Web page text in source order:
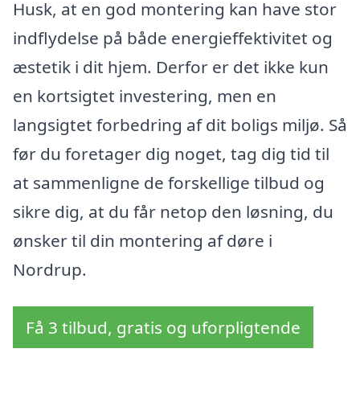
Husk, at en god montering kan have stor
indflydelse på både energieffektivitet og
æstetik i dit hjem. Derfor er det ikke kun
en kortsigtet investering, men en
langsigtet forbedring af dit boligs miljø. Så
før du foretager dig noget, tag dig tid til
at sammenligne de forskellige tilbud og
sikre dig, at du får netop den løsning, du
ønsker til din montering af døre i
Nordrup.
Få 3 tilbud, gratis og uforpligtende